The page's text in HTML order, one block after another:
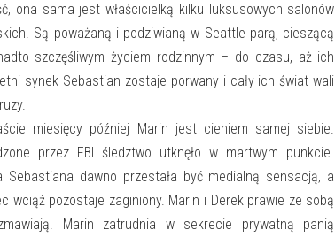
ona sama jest właścicielką kilku luksusowych salonów
Są poważaną i podziwianą w Seattle parą, cieszącą
szczęśliwym życiem rodzinnym – do czasu, aż ich
synek Sebastian zostaje porwany i cały ich świat wali
miesięcy później Marin jest cieniem samej siebie.
przez FBI śledztwo utknęło w martwym punkcie.
Sebastiana dawno przestała być medialną sensacją, a
wciąż pozostaje zaginiony. Marin i Derek prawie ze sobą
Marin zatrudnia w sekrecie prywatną panią